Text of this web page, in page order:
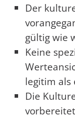
Der
gültig wie
Keine
legitim als
Die